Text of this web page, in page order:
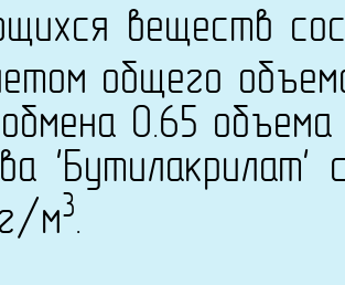
веществ
общего
0.65
м3.